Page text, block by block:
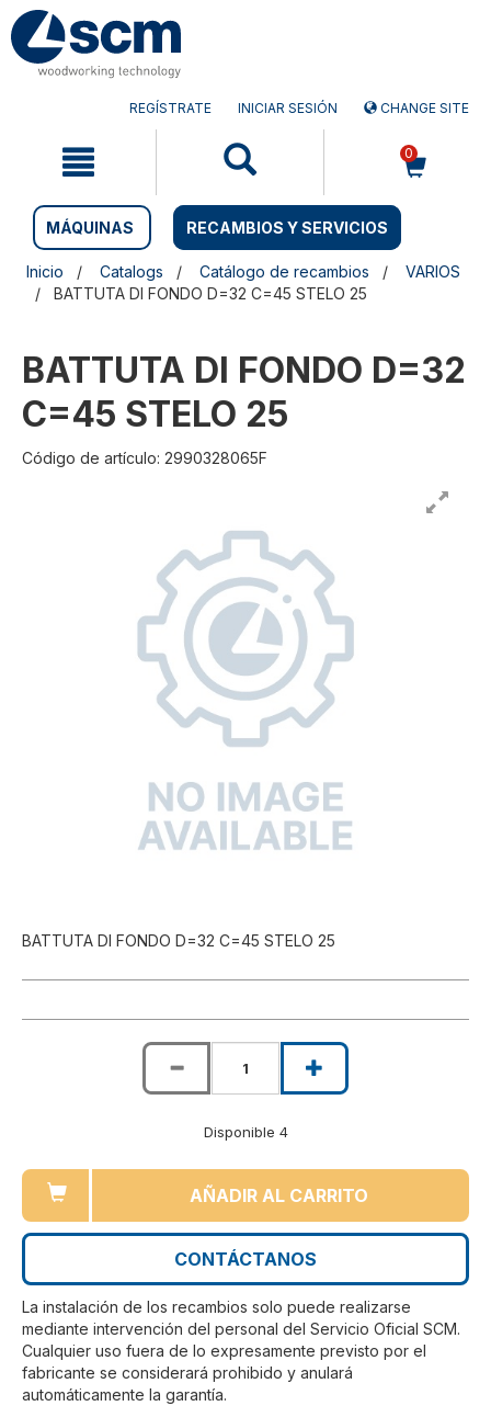
Saltar
contenido
Saltar
menú
REGÍSTRATE INICIAR SESIÓN CHANGE SITE
0
MÁQUINAS RECAMBIOS Y SERVICIOS
Inicio Catalogs Catálogo de recambios
VARIOS
BATTUTA DI FONDO D=32 C=45 STELO 25
BATTUTA DI FONDO D=32
C=45 STELO 25
Código de artículo: 2990328065F
BATTUTA DI FONDO D=32 C=45 STELO 25
Disponible 4
AÑADIR AL CARRITO
CONTÁCTANOS
La instalación de los recambios solo puede realizarse
mediante intervención del personal del Servicio Oficial SCM.
Cualquier uso fuera de lo expresamente previsto por el
fabricante se considerará prohibido y anulará
automáticamente la garantía.